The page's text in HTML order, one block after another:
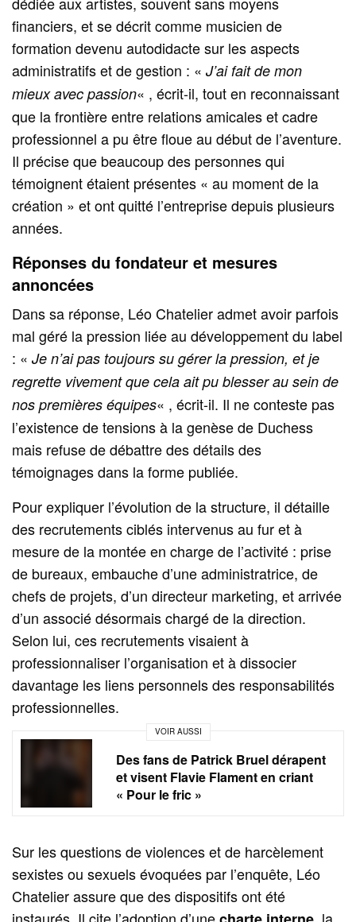
financiers, et se décrit comme musicien de
formation devenu autodidacte sur les aspects
administratifs et de gestion : «J’ai fait de mon
mieux avec passion« , écrit-il, tout en reconnaissant
que la frontière entre relations amicales et cadre
professionnel a pu être floue au début de l’aventure.
Il précise que beaucoup des personnes qui
témoignent étaient présentes « au moment de la
création » et ont quitté l’entreprise depuis plusieurs
années.
Réponses du fondateur et mesures
annoncées
Dans sa réponse, Léo Chatelier admet avoir parfois
mal géré la pression liée au développement du label
: «Je n’ai pas toujours su gérer la pression, et je
regrette vivement que cela ait pu blesser au sein de
nos premières équipes« , écrit-il. Il ne conteste pas
l’existence de tensions à la genèse de Duchess
mais refuse de débattre des détails des
témoignages dans la forme publiée.
Pour expliquer l’évolution de la structure, il détaille
des recrutements ciblés intervenus au fur et à
mesure de la montée en charge de l’activité : prise
de bureaux, embauche d’une administratrice, de
chefs de projets, d’un directeur marketing, et arrivée
d’un associé désormais chargé de la direction.
Selon lui, ces recrutements visaient à
professionnaliser l’organisation et à dissocier
davantage les liens personnels des responsabilités
professionnelles.
VOIR AUSSI
Des fans de Patrick Bruel dérapent
et visent Flavie Flament en criant
« Pour le fric »
Sur les questions de violences et de harcèlement
sexistes ou sexuels évoquées par l’enquête, Léo
Chatelier assure que des dispositifs ont été